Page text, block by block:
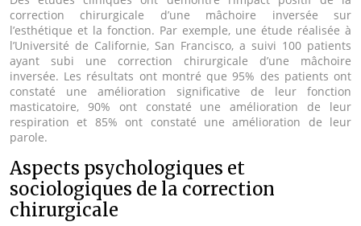
correction chirurgicale d’une mâchoire inversée sur
l’esthétique et la fonction. Par exemple, une étude réalisée à
l’Université de Californie, San Francisco, a suivi 100 patients
ayant subi une correction chirurgicale d’une mâchoire
inversée. Les résultats ont montré que 95% des patients ont
constaté une amélioration significative de leur fonction
masticatoire, 90% ont constaté une amélioration de leur
respiration et 85% ont constaté une amélioration de leur
parole.
Aspects psychologiques et
sociologiques de la correction
chirurgicale